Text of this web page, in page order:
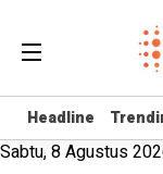
Headline
Headline
Sabtu, 8 Agustus